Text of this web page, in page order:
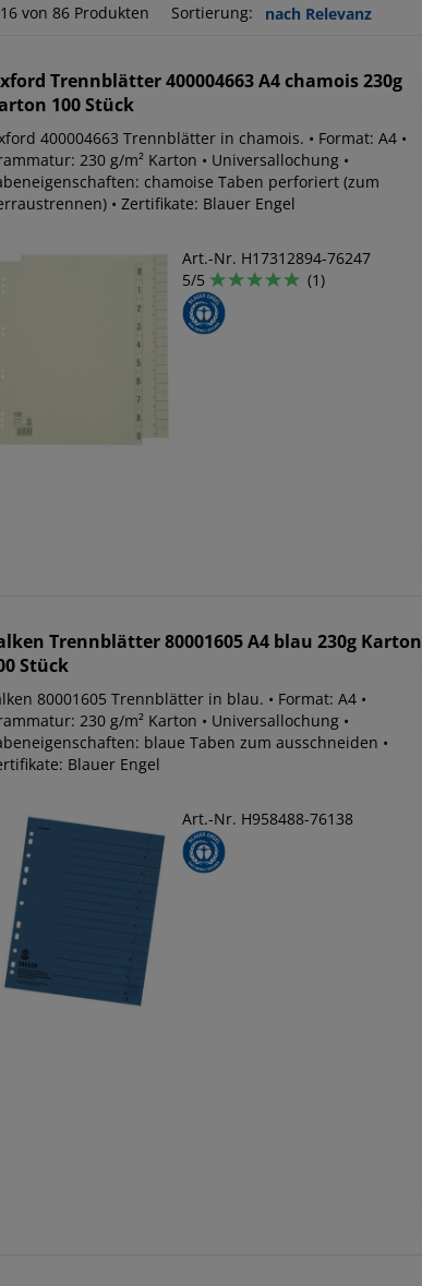
von 86 Produkten Sortierung:
Trennblätter 400004663 A4 chamois 230g
100 Stück
400004663 Trennblätter in chamois. • Format: A4 •
230 g/m² Karton • Universallochung •
chamoise Taben perforiert (zum
• Zertifikate: Blauer Engel
Art.-Nr. H17312894-76247
5/5
(1)
Trennblätter 80001605 A4 blau 230g Karton
Stück
80001605 Trennblätter in blau. • Format: A4 •
230 g/m² Karton • Universallochung •
blaue Taben zum ausschneiden •
Blauer Engel
Art.-Nr. H958488-76138